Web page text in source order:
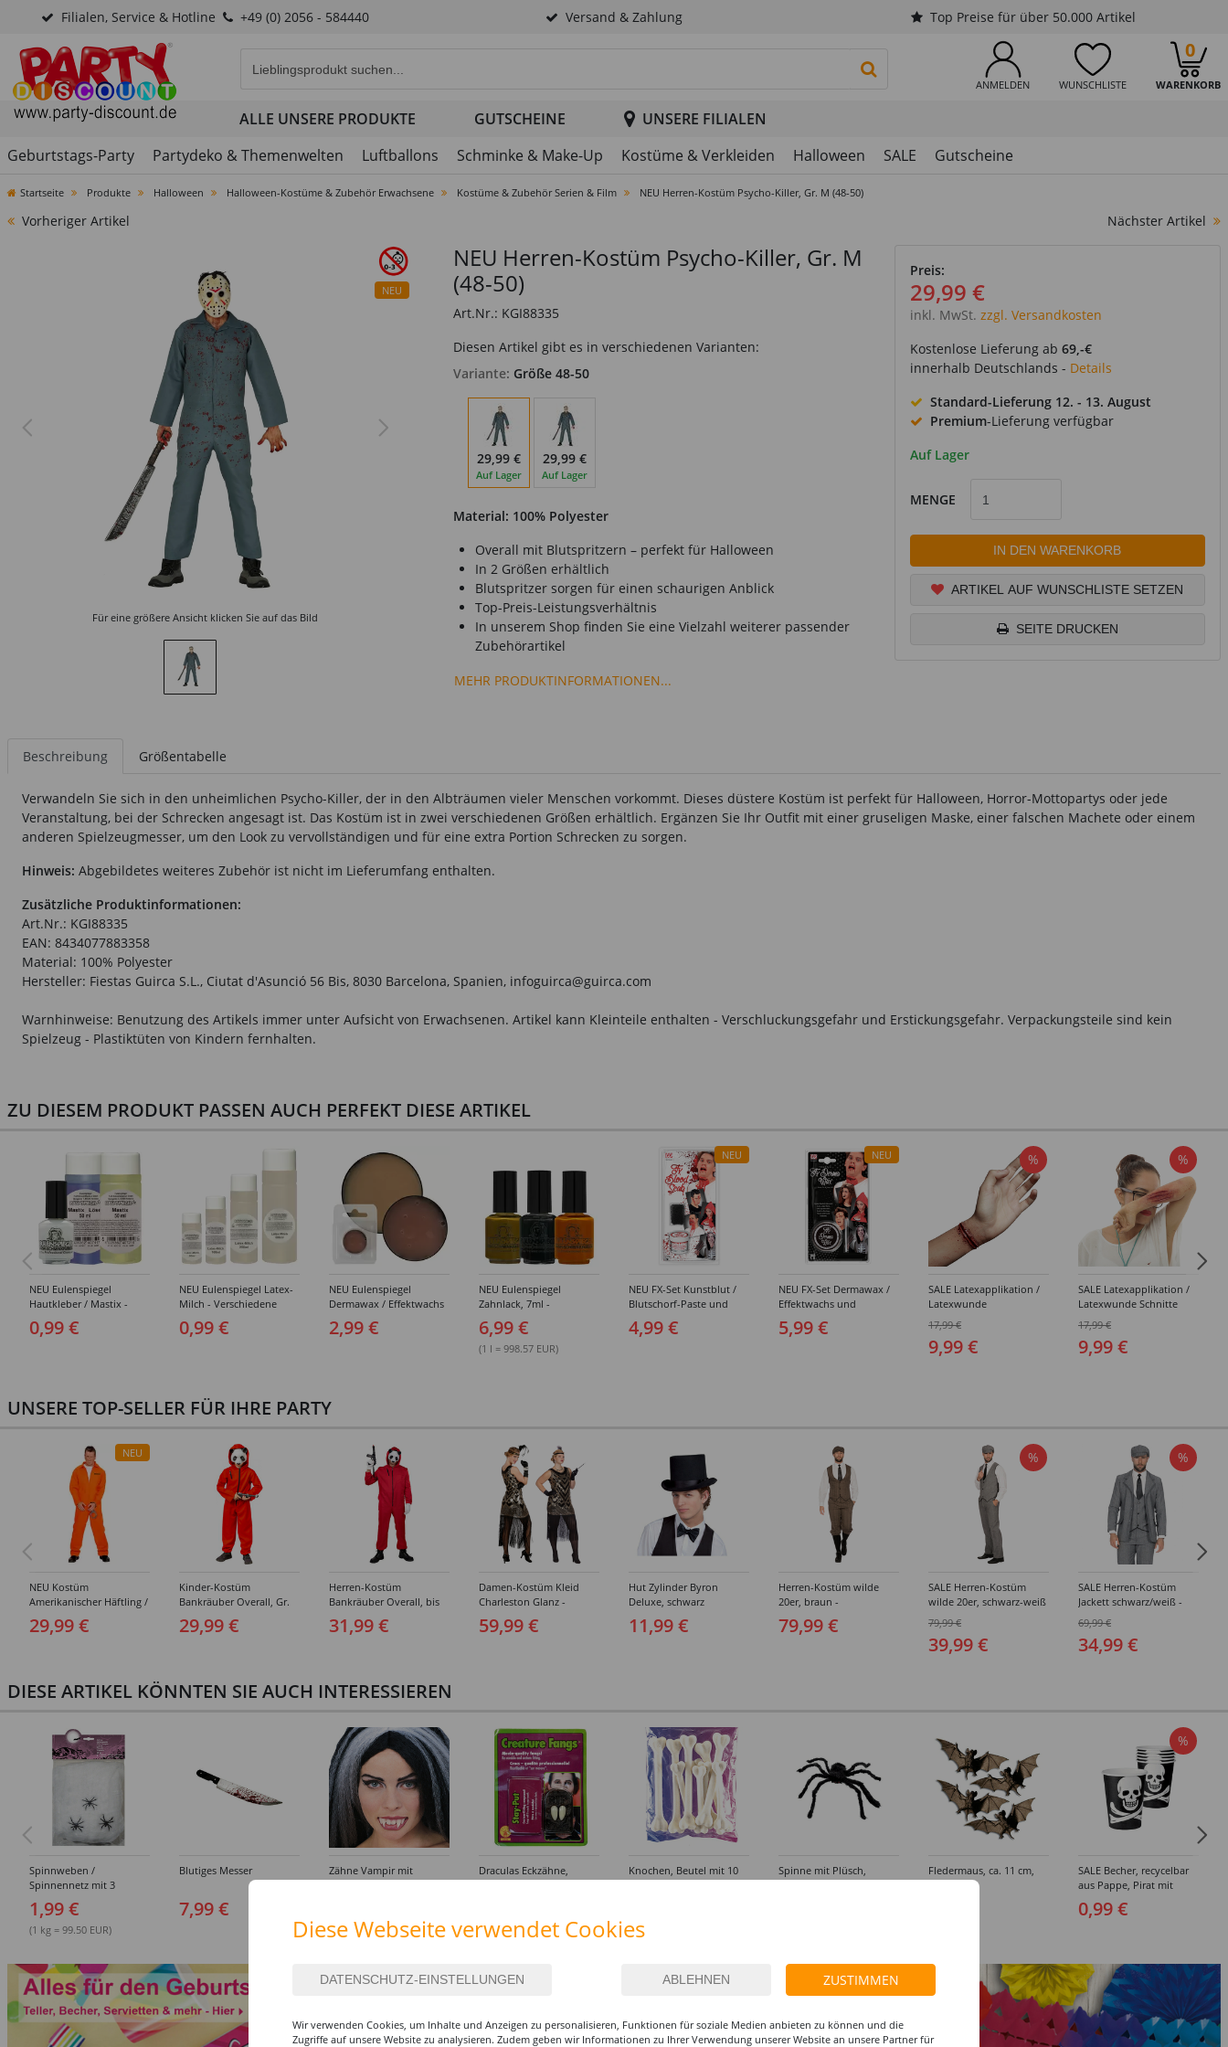
Filialen, Service & Hotline +49 (0) 2056 - 584440 Versand & Zahlung Top Preise für über 50.000 Artikel
ANMELDEN WUNSCHLISTE WARENKORB
0
PRODUKTSUCHE STARTEN
ALLE UNSERE PRODUKTE GUTSCHEINE
UNSERE FILIALEN
Geburtstags-Party
Partydeko & Themenwelten Luftballons Schminke & Make-Up Kostüme & Verkleiden Halloween SALE Gutscheine
Startseite Produkte Halloween Halloween-Kostüme & Zubehör Erwachsene Kostüme & Zubehör Serien & Film NEU Herren-Kostüm Psycho-Killer, Gr. M (48-50)
Vorheriger Artikel Nächster Artikel
NEU
Für eine größere Ansicht klicken Sie auf das Bild
NEU Herren-Kostüm Psycho-Killer, Gr. M
(48-50)
Art.Nr.: KGI88335
Diesen Artikel gibt es in verschiedenen Varianten:
Variante: Größe 48-50
29,99 €
Auf Lager
29,99 €
Auf Lager
Material: 100% Polyester
Overall mit Blutspritzern – perfekt für Halloween
In 2 Größen erhältlich
Blutspritzer sorgen für einen schaurigen Anblick
Top-Preis-Leistungsverhältnis
In unserem Shop finden Sie eine Vielzahl weiterer passender
Zubehörartikel
MEHR PRODUKTINFORMATIONEN...
Preis:
29,99 €
inkl. MwSt. zzgl. Versandkosten
Kostenlose Lieferung ab 69,-€
innerhalb Deutschlands - Details
Standard-Lieferung 12. - 13. August
Premium-Lieferung verfügbar
Auf Lager
MENGE
IN DEN WARENKORB
ARTIKEL AUF WUNSCHLISTE SETZEN
SEITE DRUCKEN
Beschreibung Größentabelle
Verwandeln Sie sich in den unheimlichen Psycho-Killer, der in den Albträumen vieler Menschen vorkommt. Dieses düstere Kostüm ist perfekt für Halloween, Horror-Mottopartys oder jede
Veranstaltung, bei der Schrecken angesagt ist. Das Kostüm ist in zwei verschiedenen Größen erhältlich. Ergänzen Sie Ihr Outfit mit einer gruseligen Maske, einer falschen Machete oder einem
anderen Spielzeugmesser, um den Look zu vervollständigen und für eine extra Portion Schrecken zu sorgen.
Hinweis: Abgebildetes weiteres Zubehör ist nicht im Lieferumfang enthalten.
Zusätzliche Produktinformationen:
Art.Nr.: KGI88335
EAN: 8434077883358
Material: 100% Polyester
Hersteller: Fiestas Guirca S.L., Ciutat d'Asunció 56 Bis, 8030 Barcelona, Spanien, infoguirca@guirca.com
Warnhinweise: Benutzung des Artikels immer unter Aufsicht von Erwachsenen. Artikel kann Kleinteile enthalten - Verschluckungsgefahr und Erstickungsgefahr. Verpackungsteile sind kein
Spielzeug - Plastiktüten von Kindern fernhalten.
ZU DIESEM PRODUKT PASSEN AUCH PERFEKT DIESE ARTIKEL
NEU Eulenspiegel
Hautkleber / Mastix -
Verschiedene Artikel
0,99 €
NEU Eulenspiegel Latex-
Milch - Verschiedene
Artikel
0,99 €
NEU Eulenspiegel
Dermawax / Effektwachs
- Verschiedene
Ausführungen
2,99 €
NEU Eulenspiegel
Zahnlack, 7ml -
Verschiedene Farbtöne
6,99 €
(1 l = 998.57 EUR)
NEU
NEU FX-Set Kunstblut /
Blutschorf-Paste und
Schwamm, 24,8 ml, für
realistische Wunden und
4,99 €
NEU
NEU FX-Set Dermawax /
Effektwachs und
Modellier-Spatel, 25 g,
für realistische Narben,
5,99 €
%
SALE Latexapplikation /
Latexwunde
Handgelenk-Schnitt zum
Aufkleben
17,99 €
9,99 €
%
SALE Latexapplikation /
Latexwunde Schnitte
zum Aufkleben
17,99 €
9,99 €
UNSERE TOP-SELLER FÜR IHRE PARTY
NEU
NEU Kostüm
Amerikanischer Häftling /
Sträfling, Overall, Orange
- verschiedene Größen
29,99 €
Kinder-Kostüm
Bankräuber Overall, Gr.
152-164
29,99 €
Herren-Kostüm
Bankräuber Overall, bis
190 cm
31,99 €
Damen-Kostüm Kleid
Charleston Glanz -
Verschiedene Größen (S-
XXL)
59,99 €
Hut Zylinder Byron
Deluxe, schwarz
11,99 €
Herren-Kostüm wilde
20er, braun -
Verschiedene Größen
(46-64)
79,99 €
%
SALE Herren-Kostüm
wilde 20er, schwarz-weiß
- Verschiedene Größen
(48-64)
79,99 €
39,99 €
%
SALE Herren-Kostüm
Jackett schwarz/weiß -
Verschiedene Größen
(48-64)
69,99 €
34,99 €
DIESE ARTIKEL KÖNNTEN SIE AUCH INTERESSIEREN
Spinnweben /
Spinnennetz mit 3
Spinnen, 20g, weiß
1,99 €
(1 kg = 99.50 EUR)
Blutiges Messer
7,99 €
Zähne Vampir mit
Draculas Eckzähne,
Knochen, Beutel mit 10
Spinne mit Plüsch,
Fledermaus, ca. 11 cm,
%
SALE Becher, recycelbar
aus Pappe, Pirat mit
Totenkopf, schwarz, 250
ml, 6Stk
0,99 €
Diese Webseite verwendet Cookies
ZUSTIMMEN
Wir verwenden Cookies, um Inhalte und Anzeigen zu personalisieren, Funktionen für soziale Medien anbieten zu können und die
Zugriffe auf unsere Website zu analysieren. Zudem geben wir Informationen zu Ihrer Verwendung unserer Website an unsere Partner für